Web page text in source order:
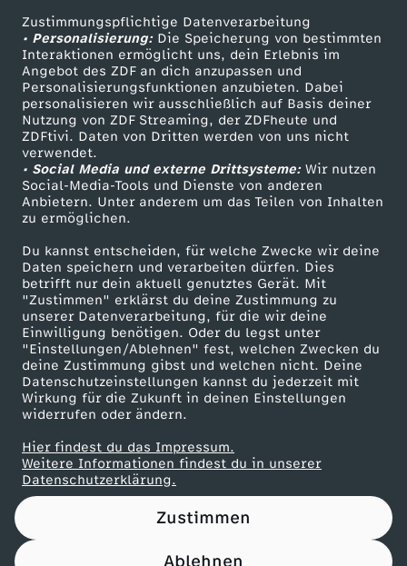
Zustimmungspflichtige Datenverarbeitung
• Personalisierung:Die Speicherung von bestimmten
Interaktionen ermöglicht uns, dein Erlebnis im
Angebot des ZDF an dich anzupassen und
Personalisierungsfunktionen anzubieten. Dabei
personalisieren wir ausschließlich auf Basis deiner
Nutzung von ZDF Streaming, der ZDFheute und
ZDFtivi. Daten von Dritten werden von uns nicht
verwendet.
• Social Media und externe Drittsysteme:Wir nutzen
Social-Media-Tools und Dienste von anderen
Anbietern. Unter anderem um das Teilen von Inhalten
zu ermöglichen.
Du kannst entscheiden, für welche Zwecke wir deine
Daten speichern und verarbeiten dürfen. Dies
betrifft nur dein aktuell genutztes Gerät. Mit
"Zustimmen" erklärst du deine Zustimmung zu
unserer Datenverarbeitung, für die wir deine
Einwilligung benötigen. Oder du legst unter
"Einstellungen/Ablehnen" fest, welchen Zwecken du
deine Zustimmung gibst und welchen nicht. Deine
Datenschutzeinstellungen kannst du jederzeit mit
Wirkung für die Zukunft in deinen Einstellungen
widerrufen oder ändern.
Hier findest du das Impressum.
Weitere Informationen findest du in unserer
Datenschutzerklärung.
Zustimmen
Ablehnen
Livestreams
Sendungen A-Z
TV-Programm
Zuschauerservice
Hilfe
ZDF Unternehmen
Karriere
ZDF goes Schule
Werbefernsehen
Mainzelmännchen
Partner